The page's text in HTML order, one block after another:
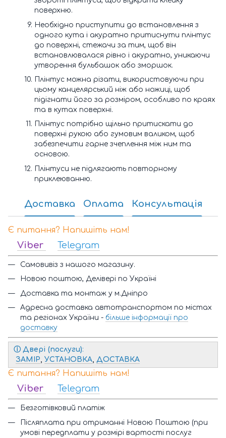
поверхню.
Необхідно приступити до встановлення з
одного кута і акуратно притиснути плінтус
до поверхні, стежачи за тим, щоб він
встановлювалася рівно і акуратно, уникаючи
утворення бульбашок або зморшок.
Плінтус можна різати, використовуючи при
цьому канцелярський ніж або ножиці, щоб
підігнати його за розміром, особливо по краях
та в кутах поверхні.
Плінтус потрібно щільно притискати до
поверхні рукою або гумовим валиком, щоб
забезпечити гарне зчеплення між ним та
основою.
Плінтуси не підлягають повторному
приклеюванню.
Доставка Оплата Консультація
Є питання? Напишіть нам!
Viber Telegram
Самовивіз з нашого магазину.
Новою поштою, Делівері по Україні
Доставка та монтаж у м.Дніпро
Адресна доставка автотранспортом по містах
та регіонах України - більше інформації про
доставку
ⓘ Двері (послуги):
ЗАМІР, УСТАНОВКА, ДОСТАВКА
Є питання? Напишіть нам!
Viber Telegram
Безготівковий платіж
Післяплата при отриманні Новою Поштою (при
умові передплати у розмірі вартості послуг